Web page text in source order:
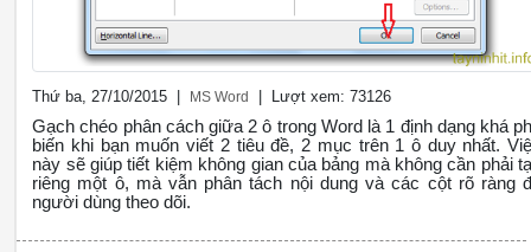
Thứ ba, 27/10/2015 | MS Word | Lượt xem: 73126
Gạch chéo phân cách giữa 2 ô trong Word là 1 định dạng khá
biến khi bạn muốn viết 2 tiêu đề, 2 mục trên 1 ô duy nhất.
này sẽ giúp tiết kiệm không gian của bảng mà không cần phải
riêng một ô, mà vẫn phân tách nội dung và các cột rõ ràng
người dùng theo dõi.